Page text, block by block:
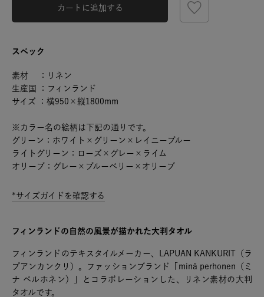
カートに追加する
スペック
素材 ：リネン
生産国 ：フィンランド
サイズ ：横950×縦1800mm
※カラー名の絵柄は下記の通りです。
グリーン：ホワイト×グリーン×レイニーブルー
ライトグリーン：ローズ×グレー×ライム
オリーブ：グレー×ブルーベリー×オリーブ
*サイズガイドを確認する
フィンランドの自然の風景が描かれた大判タオル
フィンランドのテキスタイルメーカー、LAPUAN KANKURIT（ラ
プアンカンクリ）。ファッションブランド「minä perhonen（ミ
ナ ペルホネン）」とコラボレーションした、リネン素材の大判
タオルです。